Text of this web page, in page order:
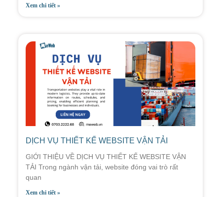
Xem chi tiết »
DỊCH VỤ THIẾT KẾ WEBSITE VẬN TẢI
GIỚI THIỆU VỀ DỊCH VỤ THIẾT KẾ WEBSITE VẬN
TẢI Trong ngành vận tải, website đóng vai trò rất
quan
Xem chi tiết »